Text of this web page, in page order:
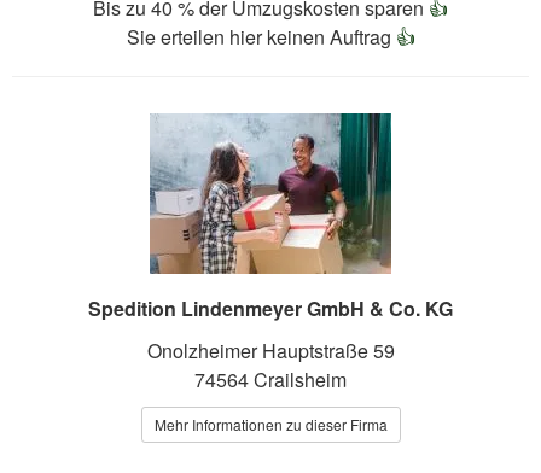
Bis zu 40 % der Umzugskosten sparen 👍
Sie erteilen hier keinen Auftrag 👍
Spedition Lindenmeyer GmbH & Co. KG
Onolzheimer Hauptstraße 59
74564 Crailsheim
Mehr Informationen zu dieser Firma